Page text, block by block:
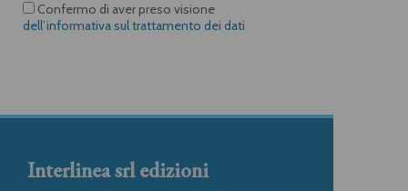
Confermo di aver preso visione
dell’informativa sul trattamento dei dati
Interlinea srl edizioni